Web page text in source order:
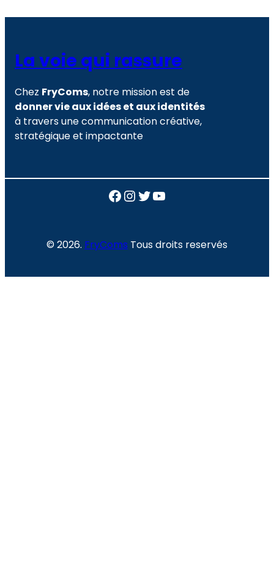
La voie qui rassure
Chez FryComs, notre mission est de
donner vie aux idées et aux identités
à travers une communication créative,
stratégique et impactante
Facebook
Instagram
Twitter
YouTube
© 2026. FryComs Tous droits reservés